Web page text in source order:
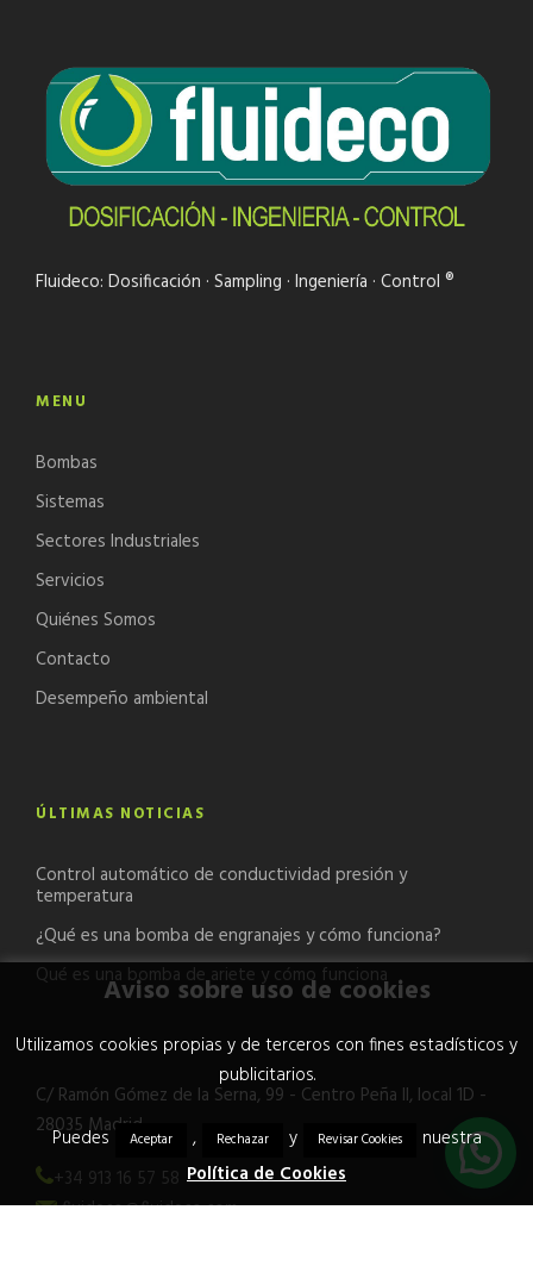
Fluideco: Dosificación · Sampling · Ingeniería · Control ®
MENU
Bombas
Sistemas
Sectores Industriales
Servicios
Quiénes Somos
Contacto
Desempeño ambiental
ÚLTIMAS NOTICIAS
Control automático de conductividad presión y
temperatura
¿Qué es una bomba de engranajes y cómo funciona?
Qué es una bomba de ariete y cómo funciona
C/ Ramón Gómez de la Serna, 99 - Centro Peña II, local 1D -
28035 Madrid
+34 913 16 57 58
fluideco@fluideco.com
Aviso sobre uso de cookies
Utilizamos cookies propias y de terceros con fines estadísticos y
publicitarios.
Puedes Aceptar , Rechazar y Revisar Cookies
nuestra
Política de Cookies